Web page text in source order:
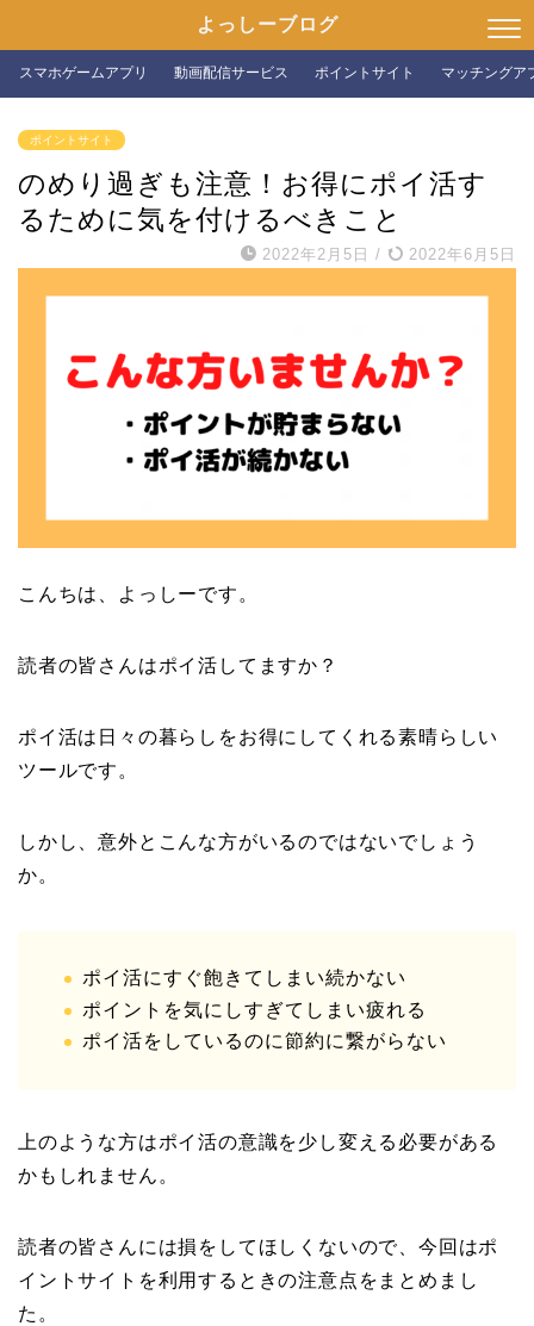
よっしーブログ
スマホゲームアプリ 動画配信サービス ポイントサイト マッチングア
ポイントサイト
のめり過ぎも注意！お得にポイ活す
るために気を付けるべきこと
2022年2月5日 / 2022年6月5日
こんちは、よっしーです。
読者の皆さんはポイ活してますか？
ポイ活は日々の暮らしをお得にしてくれる素晴らしい
ツールです。
しかし、意外とこんな方がいるのではないでしょう
か。
ポイ活にすぐ飽きてしまい続かない
ポイントを気にしすぎてしまい疲れる
ポイ活をしているのに節約に繋がらない
上のような方はポイ活の意識を少し変える必要がある
かもしれません。
読者の皆さんには損をしてほしくないので、今回はポ
イントサイトを利用するときの注意点をまとめまし
た。